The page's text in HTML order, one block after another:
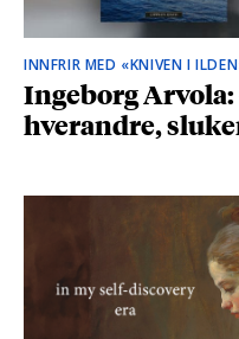
INNFRIR MED «KNIVEN I
Ingeborg Arvola:
hverandre,